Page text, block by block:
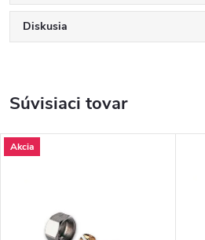
Diskusia
Súvisiaci tovar
Akcia